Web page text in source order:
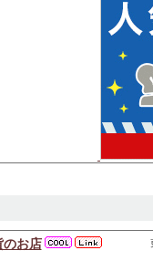
のお店